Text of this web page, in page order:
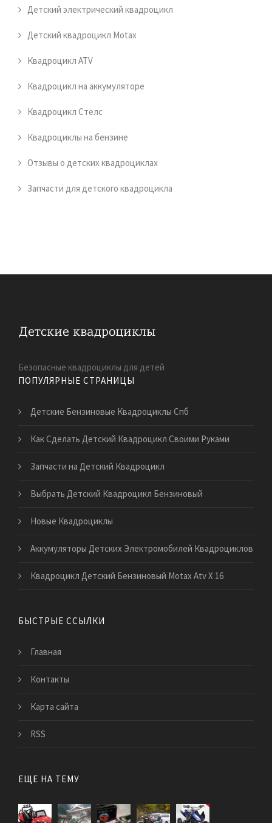
Детский электрический квадроцикл
Детский квадроцикл Motax
Квадроцикл ATV
Квадроцикл на аккумуляторе
Квадроцикл Стелс
Квадроциклы на бензине
Отзывы о детских квадроциклах
Запчасти для детского квадроцикла
Безопасные квадроциклы для детей
ПОПУЛЯРНЫЕ СТРАНИЦЫ
Детские Бензиновые Квадроциклы Спб
Как Сделать Детский Квадроцикл Своими Руками
Запчасти на Детский Квадроцикл
Выбрать Детский Квадроцикл Бензиновый
Новые Квадроциклы
Аккумуляторы Детских Электромобилей Квадроциклов
Квадроцикл Детский Бензиновый Motax Atv Х 16
БЫСТРЫЕ ССЫЛКИ
Главная
Контакты
Карта сайта
RSS
ЕЩЕ НА ТЕМУ